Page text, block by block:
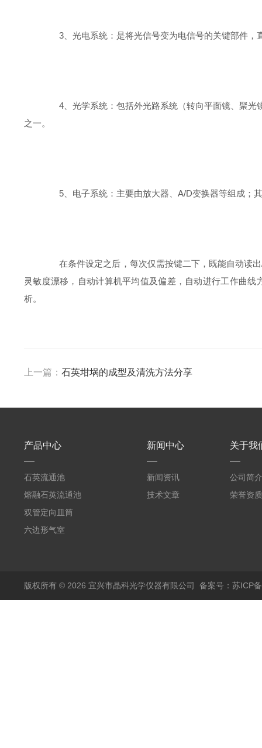
3、光电系统：是将光信号变为电信号的关键部件，
4、光学系统：包括外光路系统（转向平面镜、聚光
之一。
5、电子系统：主要由放大器、A/D变换器等组成；其
在条件设定之后，每次仅需按键二下，既能自动读出/
灵敏度漂移，自动计算机平均值及偏差，自动进行工作曲
析。
上一篇： 石英坩埚的成型及清洗方法分享
产品中心
石英流通池
熔融石英流通池
双管定向皿筒
六边形气室
新闻中心
新闻资讯
技术文章
关于我
公司简介
荣誉资质
版权所有 © 2026 宜兴市晶科光学仪器有限公司 备案号：苏ICP